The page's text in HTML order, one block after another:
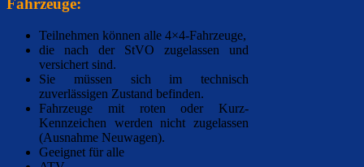
Fahrzeuge:
Teilnehmen können alle 4×4-Fahrzeuge,
die nach der StVO zugelassen und
versichert sind.
Sie müssen sich im technisch
zuverlässigen Zustand befinden.
Fahrzeuge mit roten oder Kurz-
Kennzeichen werden nicht zugelassen
(Ausnahme Neuwagen).
Geeignet für alle